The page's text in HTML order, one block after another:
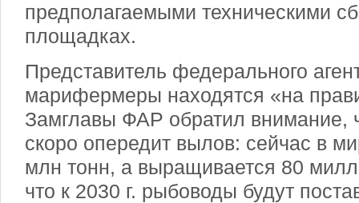
предполагаемыми техническими
площадках.
Представитель федерального
марифермеры находятся «на
Замглавы ФАР обратил внимание,
скоро опередит вылов: сейчас в
млн тонн, а выращивается 80
что к 2030 г. рыбоводы будут